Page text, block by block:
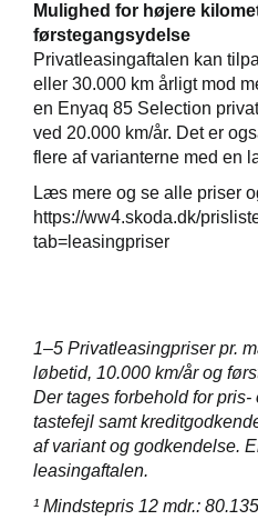
Mulighed for højere
førstegangsydelse
Privatleasingaftalen kan
eller 30.000 km årligt mod
en Enyaq 85 Selection
ved 20.000 km/år. Det er
flere af varianterne med en
Læs mere og se alle priser
https://ww4.skoda.dk/
tab=leasingpriser
1–5 Privatleasingpriser pr.
løbetid, 10.000 km/år og
Der tages forbehold for
tastefejl samt
af variant og godkendelse.
leasingaftalen.
¹ Mindstepris 12 mdr.: